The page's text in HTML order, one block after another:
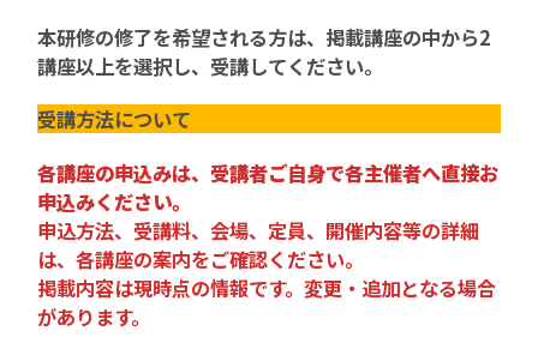
本研修の修了を希望される方は、掲載講座の中から2
講座以上を選択し、受講してください。
受講方法について
各講座の申込みは、受講者ご自身で各主催者へ直接お
申込みください。
申込方法、受講料、会場、定員、開催内容等の詳細
は、各講座の案内をご確認ください。
掲載内容は現時点の情報です。変更・追加となる場合
があります。